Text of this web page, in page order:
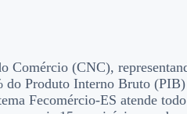
Comércio (CNC),
do Produto Interno Bruto
Fecomércio-ES atende